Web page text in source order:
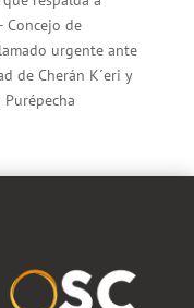
Concejo de
urgente ante
de Cherán K´eri y